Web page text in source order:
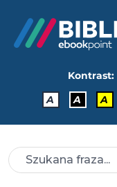
Kontrast:
A
A A